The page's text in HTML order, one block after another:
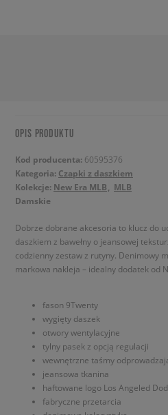
OPIS PRODUKTU
Kod producenta: 60595376
Kategoria: Czapki z daszkiem
Kolekcje: New Era MLB
MLB
Damskie
Dobrze dobrane akcesoria to klucz do
daszkiem z bawełny o jeansowej
codzienny zestaw z rutyny. Denimowy
markowa nakleja – idealny dodatek od
fason 9Twenty
wygięty daszek
otwory wentylacyjne
tylny pasek z opcją regulacji
wewnętrzne taśmy
jeansowa tkanina
haftowane logo Los Angeled
fabryczne przetarcia